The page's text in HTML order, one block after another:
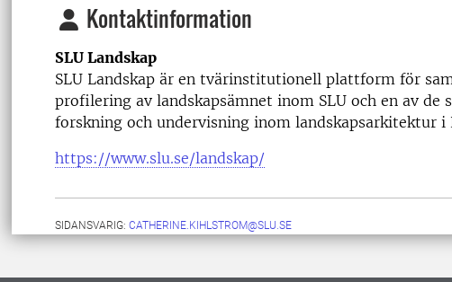
Kontaktinformation
SLU Landskap
SLU Landskap är en tvärinstitutionell plattform för
profilering av landskapsämnet inom SLU och en av de
forskning och undervisning inom landskapsarkitektur i
https://www.slu.se/landskap/
SIDANSVARIG: CATHERINE.KIHLSTROM@SLU.SE